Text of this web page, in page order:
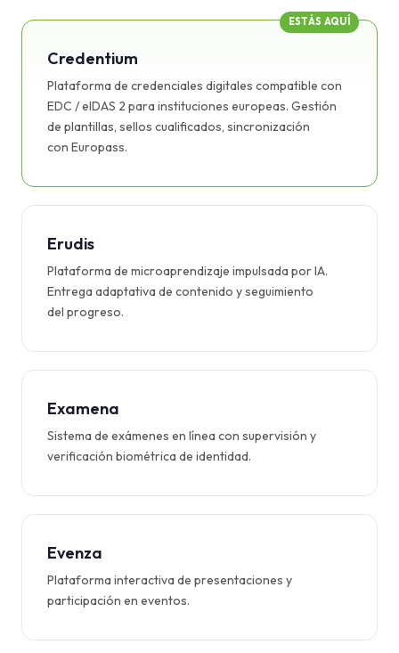
ESTÁS AQUÍ
Credentium
Plataforma de credenciales digitales compatible con
EDC / eIDAS 2 para instituciones europeas. Gestión
de plantillas, sellos cualificados, sincronización
con Europass.
Erudis
Plataforma de microaprendizaje impulsada por IA.
Entrega adaptativa de contenido y seguimiento
del progreso.
Examena
Sistema de exámenes en línea con supervisión y
verificación biométrica de identidad.
Evenza
Plataforma interactiva de presentaciones y
participación en eventos.